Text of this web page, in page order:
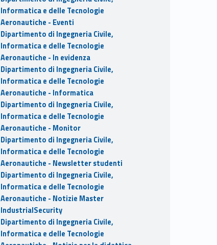
Informatica e delle Tecnologie
Aeronautiche - Eventi
Dipartimento di Ingegneria Civile,
Informatica e delle Tecnologie
Aeronautiche - In evidenza
Dipartimento di Ingegneria Civile,
Informatica e delle Tecnologie
Aeronautiche - Informatica
Dipartimento di Ingegneria Civile,
Informatica e delle Tecnologie
Aeronautiche - Monitor
Dipartimento di Ingegneria Civile,
Informatica e delle Tecnologie
Aeronautiche - Newsletter studenti
Dipartimento di Ingegneria Civile,
Informatica e delle Tecnologie
Aeronautiche - Notizie Master
IndustrialSecurity
Dipartimento di Ingegneria Civile,
Informatica e delle Tecnologie